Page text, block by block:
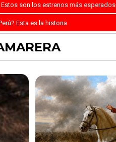
son los estrenos más esperados
Esta es la historia